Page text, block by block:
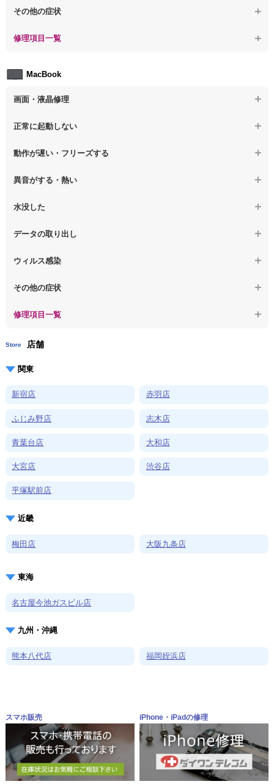
【ノートパソコン】特定のプログラムを削除したい
【ノートパソコン】ウィルス感染のその他の問題
その他の症状
【ノートパソコン】事例紹介
修理項目一覧
【ノートパソコン】電源故障
【ノートパソコン】液晶ディスプレイ交換
【ノートパソコン】マザーボード修理
MacBook
画面・液晶修理
【macbook】画面の割れ・破損
かしい、チラつく等)
【macbook】症状が選択肢にない、よく分からない
正常に起動しない
【macbook】電源ボタンを押しても反応が無い
動作が遅い・フリーズする
異音がする・熱い
【macbook】パソコンから異音がする
水没した
【macbook】水没してパソコンが動かない
データの取り出し
【macbook】起動しないパソコンのデータを復旧
ウィルス感染
【macbook】特定のプログラムを削除したい
その他の症状
修理項目一覧
Store 店舗
関東
新宿店 赤羽店
ふじみ野店 志木店
青葉台店 大和店
大宮店 渋谷店
平塚駅前店
近畿
梅田店 大阪九条店
東海
名古屋今池ガスビル店
九州・沖縄
熊本八代店 福岡姪浜店
スマホ販売 iPhone・iPadの修理